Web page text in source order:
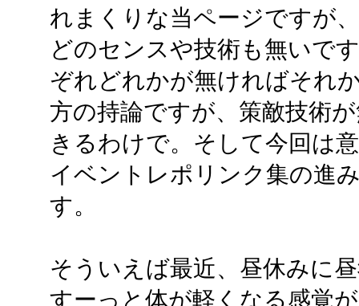
れまくりな当ページですが
どのセンスや技術も無いで
ぞれどれかが無ければそれ
方の持論ですが、策敵技術
きるわけで。そして今回は
イベントレポリンク集の進
す。
そういえば最近、昼休みに
すーっと体が軽くなる感覚